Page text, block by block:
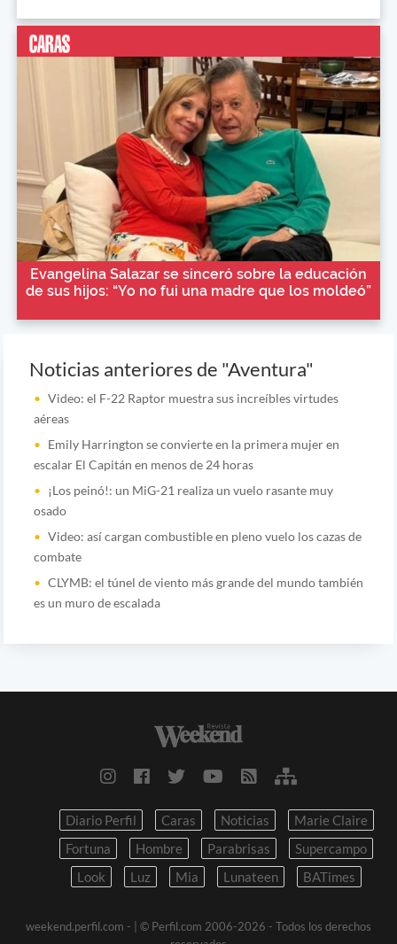
Evangelina Salazar se sinceró sobre la educación
de sus hijos: “Yo no fui una madre que los moldeó”
Noticias anteriores de "Aventura"
Video: el F-22 Raptor muestra sus increíbles virtudes
aéreas
Emily Harrington se convierte en la primera mujer en
escalar El Capitán en menos de 24 horas
¡Los peinó!: un MiG-21 realiza un vuelo rasante muy
osado
Video: así cargan combustible en pleno vuelo los cazas de
combate
CLYMB: el túnel de viento más grande del mundo también
es un muro de escalada
Diario Perfil Caras Noticias
Marie Claire
Fortuna
Hombre Parabrisas
Supercampo
Look
Luz Mia Lunateen BATimes
weekend.perfil.com -
| © Perfil.com 2006-2026 - Todos los derechos